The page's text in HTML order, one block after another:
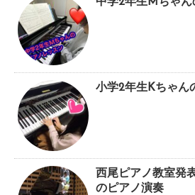
小学2年生Kちゃん
西尾ピアノ教室発
のピアノ演奏